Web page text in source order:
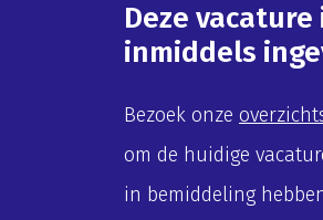
Deze vacature
inmiddels
Bezoek onze
om de huidige
in bemiddeling